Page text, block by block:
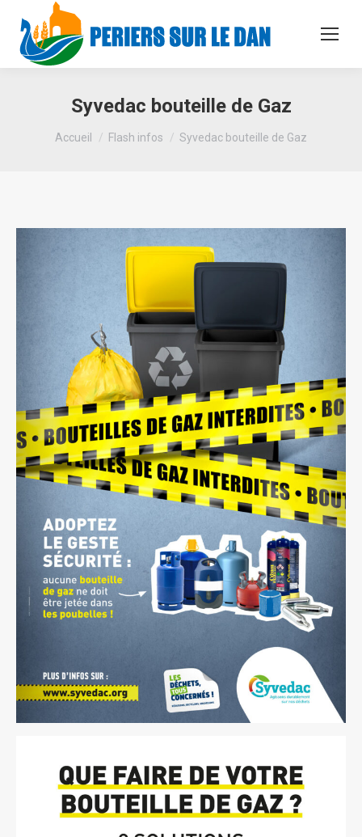
Syvedac bouteille de Gaz
Vous êtes ici :
Accueil Flash infos Syvedac bouteille de Gaz